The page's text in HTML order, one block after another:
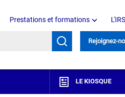
Prestations et formations
Rejoignez-
LE KIOSQUE